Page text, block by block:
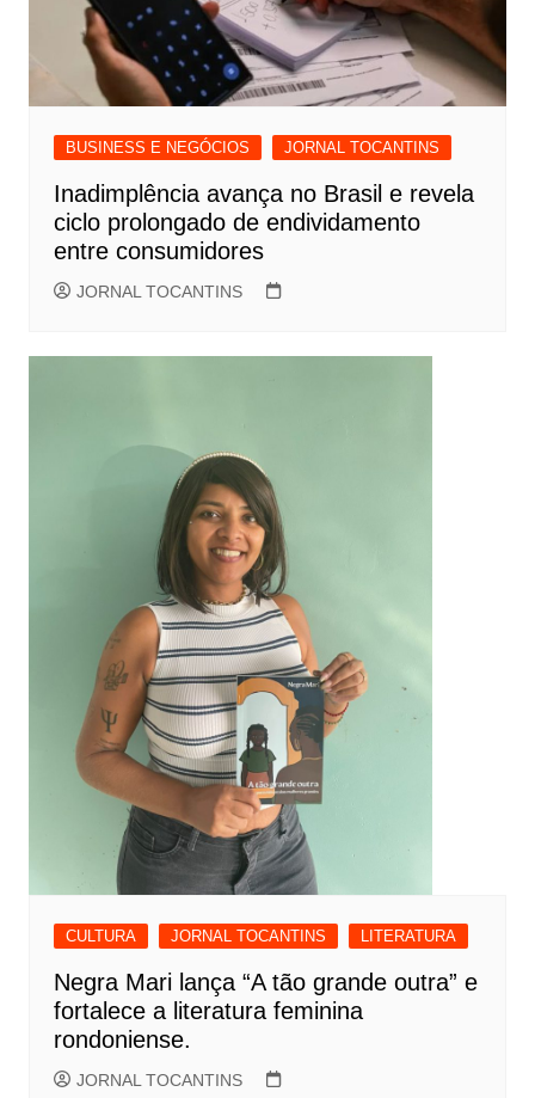
BUSINESS E NEGÓCIOS JORNAL TOCANTINS
Inadimplência avança no Brasil e revela
ciclo prolongado de endividamento
entre consumidores
JORNAL TOCANTINS
CULTURA JORNAL TOCANTINS LITERATURA
Negra Mari lança “A tão grande outra” e
fortalece a literatura feminina
rondoniense.
JORNAL TOCANTINS